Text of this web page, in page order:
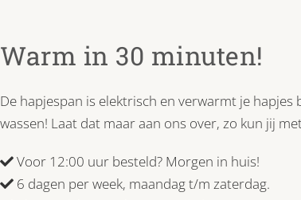
Warm in 30 minuten!
De hapjespan is elektrisch en verwarmt je
wassen! Laat dat maar aan ons over, zo kun jij
Voor 12:00 uur besteld? Morgen in huis!
6 dagen per week, maandag t/m zaterdag.